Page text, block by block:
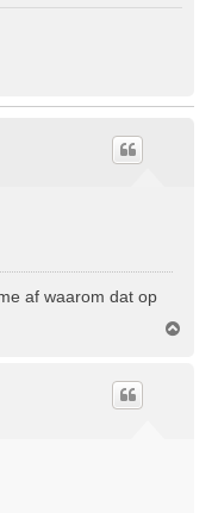
af waarom dat op